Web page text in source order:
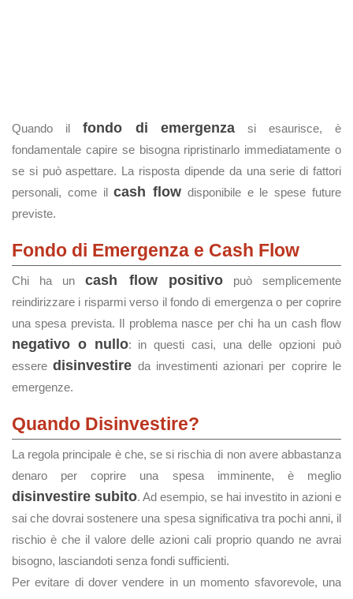
Quando il fondo di emergenza si esaurisce, è
fondamentale capire se bisogna ripristinarlo immediatamente o
se si può aspettare. La risposta dipende da una serie di fattori
personali, come ilcash flow disponibile e le spese future
previste.
Fondo di Emergenza e Cash Flow
Chi ha uncash flow positivopuò semplicemente
reindirizzare i risparmi verso il fondo di emergenza o per coprire
una spesa prevista. Il problema nasce per chi ha un cash flow
negativo o nullo: in questi casi, una delle opzioni può
esseredisinvestire da investimenti azionari per coprire le
emergenze.
Quando Disinvestire?
La regola principale è che, se si rischia di non avere abbastanza
denaro per coprire una spesa imminente, è meglio
disinvestire subito. Ad esempio, se hai investito in azioni e
sai che dovrai sostenere una spesa significativa tra pochi anni, il
rischio è che il valore delle azioni cali proprio quando ne avrai
bisogno, lasciandoti senza fondi sufficienti.
Per evitare di dover vendere in un momento sfavorevole, una